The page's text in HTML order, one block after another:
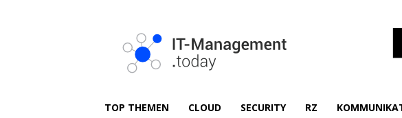
TOP THEMEN CLOUD SECURITY RZ